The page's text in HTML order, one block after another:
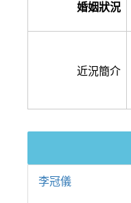
婚姻狀況
近況簡介
李冠儀